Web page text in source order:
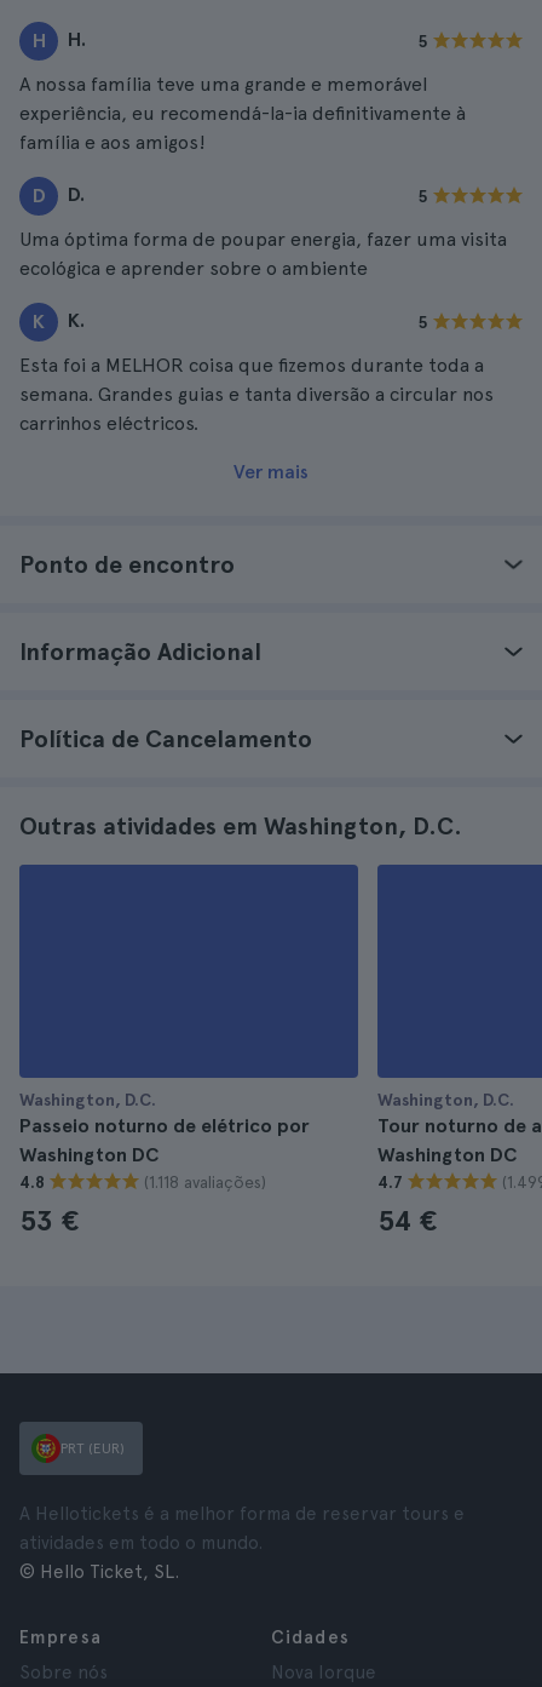
H H. 5
A nossa família teve uma grande e memorável
experiência, eu recomendá-la-ia definitivamente à
família e aos amigos!
D D. 5
Uma óptima forma de poupar energia, fazer uma visita
ecológica e aprender sobre o ambiente
K K. 5
Esta foi a MELHOR coisa que fizemos durante toda a
semana. Grandes guias e tanta diversão a circular nos
carrinhos eléctricos.
Ver mais
Ponto de encontro
Informação Adicional
Política de Cancelamento
Outras atividades em Washington, D.C.
Washington, D.C.
Passeio noturno de elétrico por
Washington DC
4.8 (1.118 avaliações)
53 €
Washington, D.C.
Tour noturno de
Washington DC
4.7
54 €
PRT (EUR)
A Hellotickets é a melhor forma de reservar tours e
atividades em todo o mundo.
© Hello Ticket, SL.
Empresa
Sobre nós
Cidades
Nova Iorque